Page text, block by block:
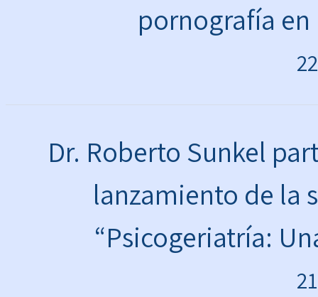
pornografía
Dr. Roberto Sunkel
lanzamiento de la
“Psicogeriatría: